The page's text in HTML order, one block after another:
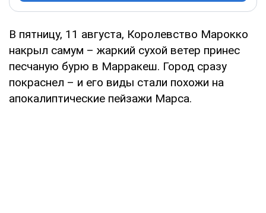
В пятницу, 11 августа, Королевство Марокко
накрыл самум – жаркий сухой ветер принес
песчаную бурю в Марракеш. Город сразу
покраснел – и его виды стали похожи на
апокалиптические пейзажи Марса.